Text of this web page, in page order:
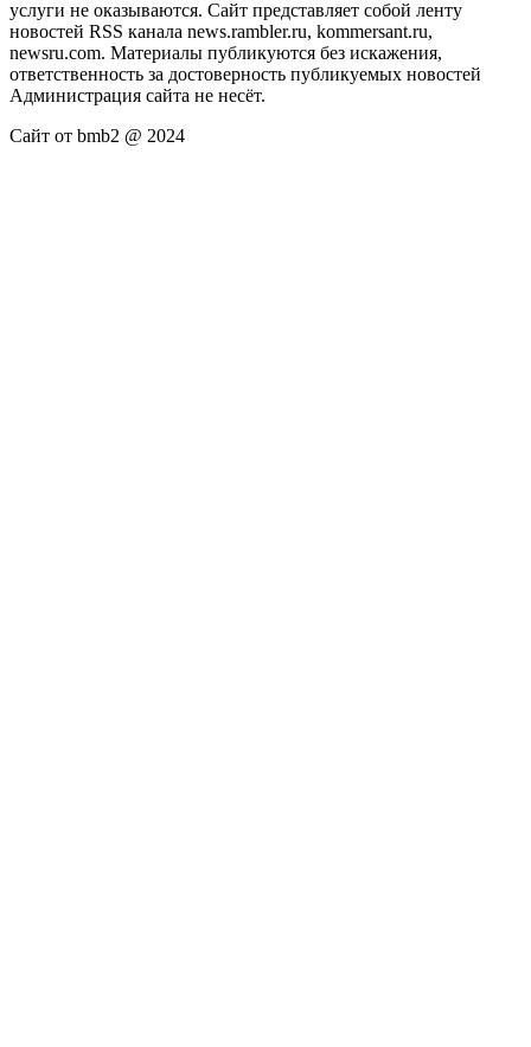
услуги не оказываются. Сайт представляет собой ленту
новостей RSS канала news.rambler.ru, kommersant.ru,
newsru.com. Материалы публикуются без искажения,
ответственность за достоверность публикуемых новостей
Администрация сайта не несёт.
Сайт от bmb2 @ 2024